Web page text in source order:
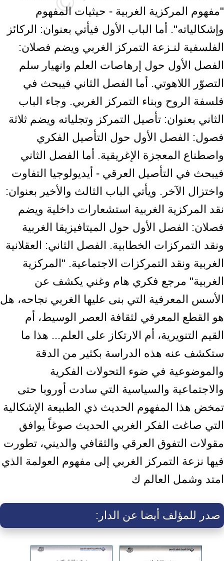
"مفهوم المركزية الغربية - حيثيات المفهوم
وإشكالياته". أما الباب الأول فيأتي بعنوان: الركائز
الفلسفية لنـزعة التمركز الغربي ويضم فصلان:
الفصل الأول حول إرهاصات العلم وانهيار سلم
التصوّر اللاهوتي. أما الفصل الثاني فيبحث في
فلسفة الروح وبناء التمركز الغربي. وجاء الباب
الثاني بعنوان: تأصيل التمركز وتجلياته ويضم ثلاثة
فصول: الفصل الأول حول التأصيل الفكري
واصطناع المعجزة الإغريقية. أما الفصل الثاني
فيبحث في التأصيل العرقي - أيديولوجيا التفاوت
واختزال الآخر. ويأتي الباب الثالث والأخير بعنوان:
نقد المركزية الغربية استشعارات داخلية ويضم
فصلان: الفصل الأول حول الميتافيزيقا الغربية
ونقد التمركزات الخطابية. الفصل الثاني: العقلانية
الغربية ونقد التمركزات الاجتماعية. "المركزية
الغربية" مرجع فكري هام وغني يكشف عن
الأسس المعرفية التي بنى عليها الغربي نجاحه، هل
هو القطع المعرفي لثقافة العصر الوسيط، أم
القيم التنويرية، أم الارتكاز على العلم... هذا ما
ستكشف عنه هذه الدراسة بكثير من الدقة
والموضوعية في ضوء التحولات الفكرية
والاجتماعية والسياسية التي سادت أوروبا حتى
تمخض هذا المفهوم الحديث ذي الطبيعة الإشكالية
التي صاغت الفكر الغربي الحديث صوغاً يوافق
مقولات التفوق العرقي والثقافي والديني، تطورت
فيها نزعة التمركز الغربي إلى مفهوم العولمة الذي
امتد وشمل العالم ك
صدر للمؤلف أيضا عن الدار: